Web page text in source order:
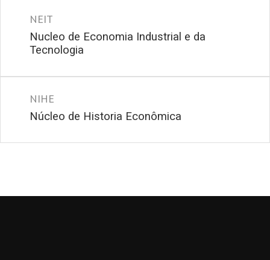
NEIT
Nucleo de Economia Industrial e da
Tecnologia
NIHE
Núcleo de Historia Econômica